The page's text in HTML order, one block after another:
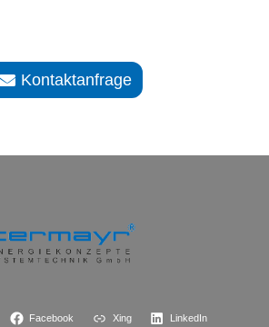
Kontaktanfrage
Facebook Xing
LinkedIn